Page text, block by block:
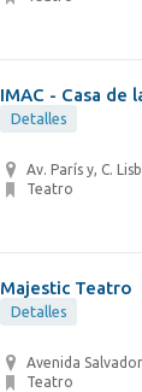
IMAC - Casa de
Detalles
Av. París y, C.
Teatro
Majestic Teatro
Detalles
Avenida
Teatro